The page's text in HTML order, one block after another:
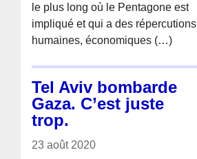
le plus long où le Pentagone est
impliqué et qui a des répercutions
humaines, économiques (…)
Tel Aviv bombarde
Gaza. C’est juste
trop.
23 août 2020